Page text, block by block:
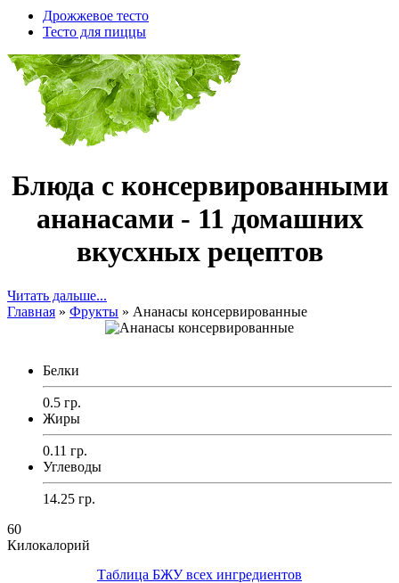
Дрожжевое тесто
Тесто для пиццы
Блюда с консервированными
ананасами - 11 домашних
вкусхных рецептов
Читать дальше...
Главная » Фрукты » Ананасы консервированные
Белки
0.5 гр.
Жиры
0.11 гр.
Углеводы
14.25 гр.
60
Килокалорий
Таблица БЖУ всех ингредиентов